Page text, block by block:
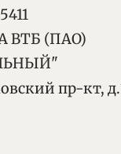
ВТБ (ПАО)
пр-кт,